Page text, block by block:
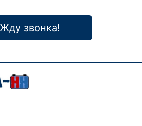
Жду звонка!